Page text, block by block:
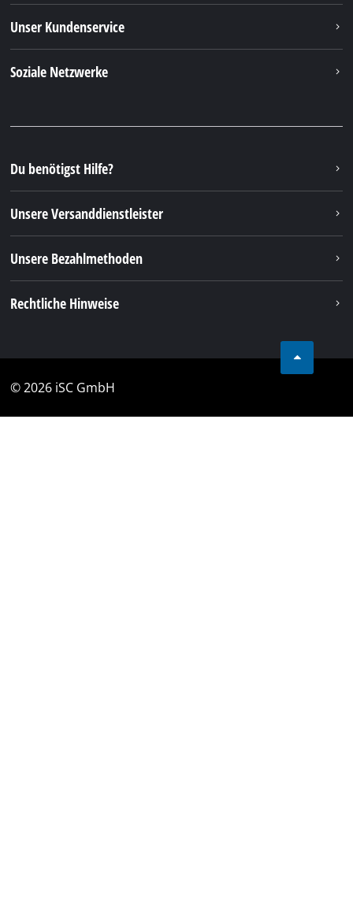
Unser Kundenservice
Soziale Netzwerke
Du benötigst Hilfe?
Unsere Versanddienstleister
Unsere Bezahlmethoden
Rechtliche Hinweise
© 2026 iSC GmbH